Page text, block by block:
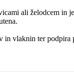
ali želodcem in
vlaknin ter podpira